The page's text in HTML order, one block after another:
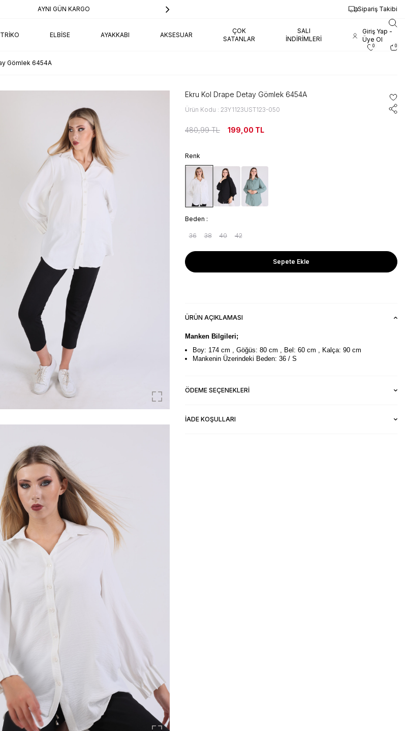
AYNI GÜN KARGO Sipariş Takibi
TRIKO ELBISE AYAKKABI AKSESUAR
ÇOK
SATANLAR
SALI
İNDIRIMLERI
Giriş Yap -
Üye Ol
0 0
Gömlek 6454A
Ekru Kol Drape Detay Gömlek 6454A
Ürün Kodu : 23Y1123UST123-050
480,99TL 199,00 TL
Renk
Beden :
36 38 40 42
Sepete Ekle
ÜRÜN AÇIKLAMASI
Manken Bilgileri;
Boy: 174 cm , Göğüs: 80 cm , Bel: 60 cm , Kalça: 90 cm
Mankenin Üzerindeki Beden: 36 / S
ÖDEME SEÇENEKLERI
İADE KOŞULLARI